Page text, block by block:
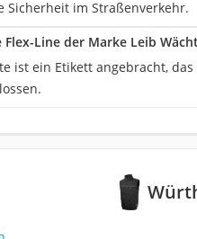
Sicherheit im Straßenverkehr.
Line der Marke Leib
ist ein Etikett angebracht,